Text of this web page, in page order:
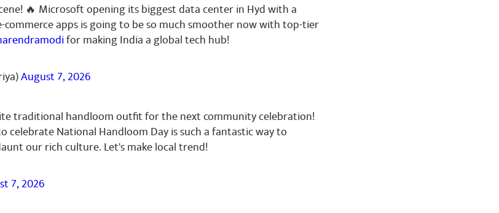
🔥 Microsoft opening its biggest data center in Hyd with a
commerce apps is going to be so much smoother now with top-tier
for making India a global tech hub!
August 7, 2026
traditional handloom outfit for the next community celebration!
celebrate National Handloom Day is such a fantastic way to
our rich culture. Let's make local trend!
7, 2026